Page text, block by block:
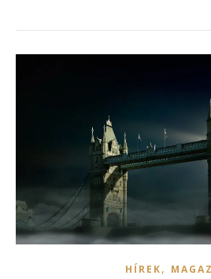
HÍREK,